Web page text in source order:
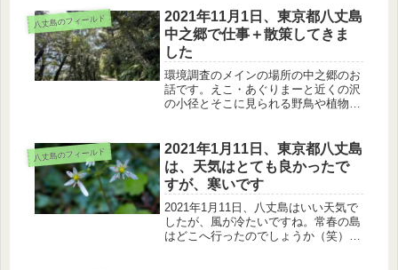
八丈島のフィールド
2021年11月1日、東京都八丈島
中之郷で仕事＋散策してきま
した
環境調査のメインの場所の中之郷のお
話です。えこ・あぐりまーと近くの沢
の小径とそこに見られる野鳥や植物、
えスタンドを紹介します。
八丈島のフィールド
2021年1月11日、東京都八丈島
は、天気はとても良かったで
すが、寒いです
2021年1月11日、八丈島はいい天気で
したが、風が冷たいですね。常春の島
はどこへ行ったのでしょうか（笑）。